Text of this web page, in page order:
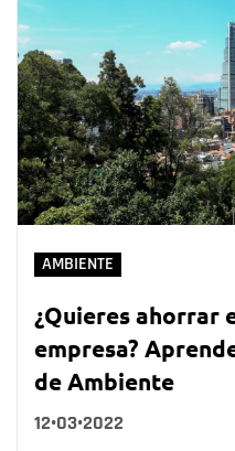
AMBIENTE
¿Quieres ahorrar
empresa?
de Ambiente
12•03•2022